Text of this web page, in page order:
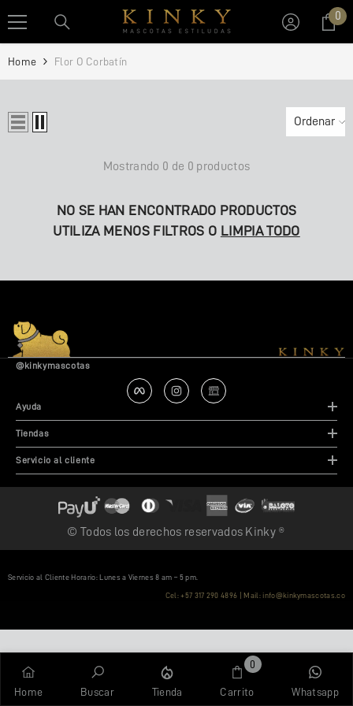
0
0
Home Flor O Corbatín
Ordenar
Mostrando 0 de 0 productos
NO SE HAN ENCONTRADO PRODUCTOS
UTILIZA MENOS FILTROS O LIMPIA TODO
@kinkymascotas
Ayuda
Tiendas
Servicio al cliente
©️ Todos los derechos reservados Kinky ®️
Servicio al Cliente Horario: Lunes a Viernes 8 am – 5 pm.
Cel:+57 317 290 4896 | Mail: info@kinkymascotas.co
Home Buscar Tienda Carrito
0
artículos
Whatsapp